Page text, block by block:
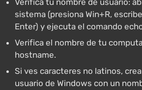
Verifica tu nombre de usuario:
sistema (presiona Win+R,
Enter) y ejecuta el comando echo
Verifica el nombre de tu
hostname.
Si ves caracteres no latinos,
usuario de Windows con un